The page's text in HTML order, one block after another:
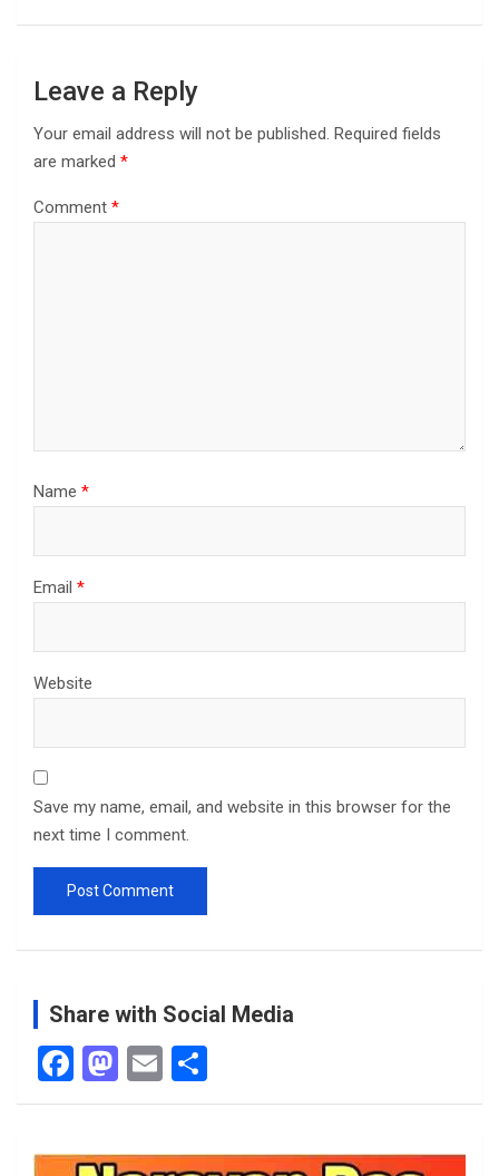
Leave a Reply
Your email address will not be published. Required fields
are marked *
Comment *
Name *
Email *
Website
Save my name, email, and website in this browser for the
next time I comment.
Share with Social Media
F
a
M
a
E
m h